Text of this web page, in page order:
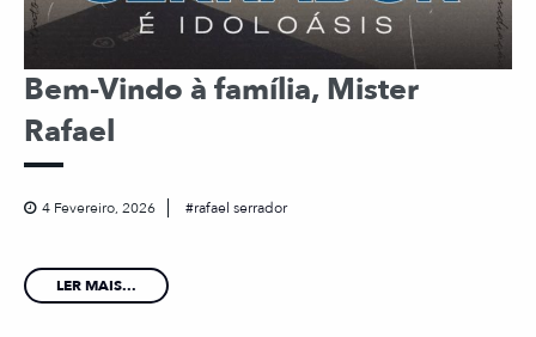
Bem-Vindo à família, Mister
Rafael
4 Fevereiro, 2026 rafael serrador
LER MAIS...